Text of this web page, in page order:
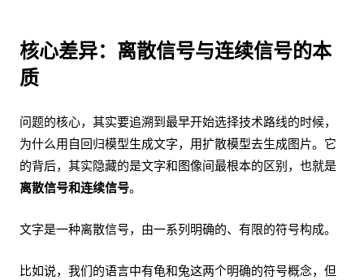
核心差异：离散信号与连续信号的本
质
问题的核心，其实要追溯到最早开始选择技术路线的时候，
为什么用自回归模型生成文字，用扩散模型去生成图片。它
的背后，其实隐藏的是文字和图像间最根本的区别，也就是
离散信号和连续信号。
文字是一种离散信号，由一系列明确的、有限的符号构成。
比如说，我们的语言中有龟和兔这两个明确的符号概念，但